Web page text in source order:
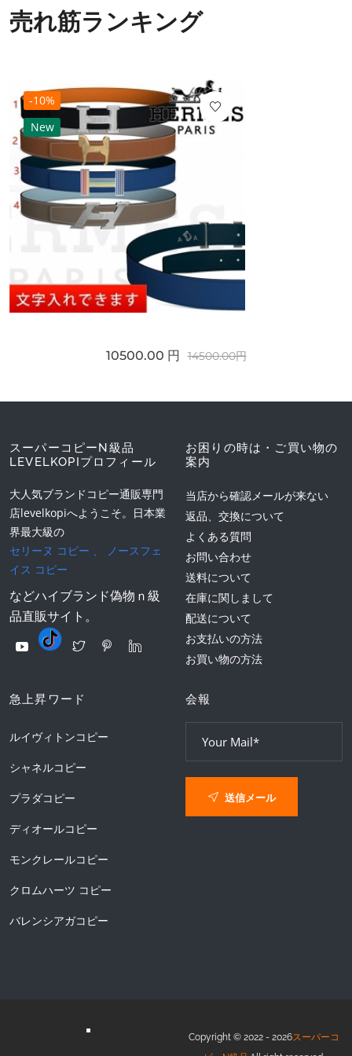
売れ筋ランキング
-10%
New
10500.00 円 14500.00円
スーパーコピーN級品
LEVELKOPIプロフィール
大人気ブランドコピー通販専門
店levelkopiへようこそ。日本業
界最大級の
セリーヌ コピー
ノースフェ
イス コピー
などハイブランド偽物ｎ級
品直販サイト。
お困りの時は・ご買い物の
案内
当店から確認メールが来ない
返品、交換について
よくある質問
お問い合わせ
送料について
在庫に関しまして
配送について
お支払いの方法
お買い物の方法
急上昇ワード
ルイヴィトンコピー
シャネルコピー
プラダコピー
ディオールコピー
モンクレールコピー
クロムハーツ コピー
バレンシアガコピー
会報
送信メール
Copyright © 2022 - 2026スーパーコ